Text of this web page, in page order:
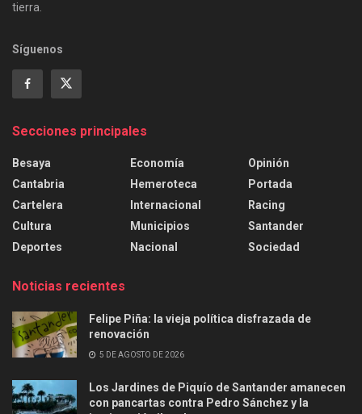
tierra.
Síguenos
Secciones principales
Besaya
Cantabria
Cartelera
Cultura
Deportes
Economía
Hemeroteca
Internacional
Municipios
Nacional
Opinión
Portada
Racing
Santander
Sociedad
Noticias recientes
Felipe Piña: la vieja política disfrazada de
renovación
5 DE AGOSTO DE 2026
Los Jardines de Piquío de Santander amanecen
con pancartas contra Pedro Sánchez y la